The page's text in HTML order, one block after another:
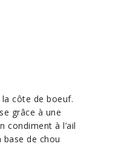
côte de boeuf.
grâce à une
condiment à l’ail
de chou